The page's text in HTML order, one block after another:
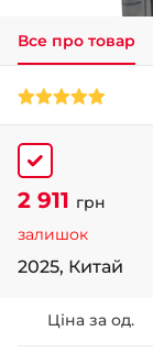
Все про товар
2 911 грн
залишок
2025, Китай
Ціна за од.